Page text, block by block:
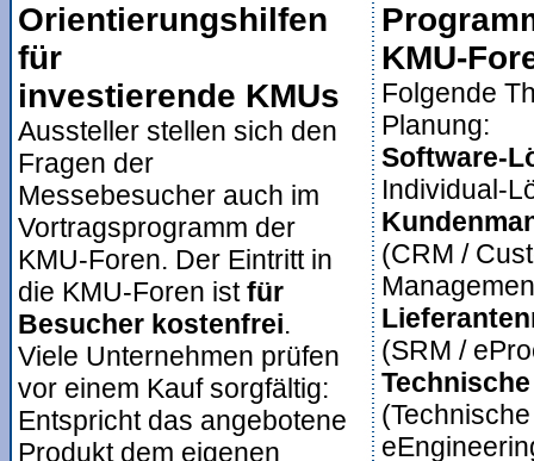
Orientierungshilfen
für
investierende KMUs
Aussteller stellen sich den
Fragen der
Messebesucher auch im
Vortragsprogramm der
KMU-Foren. Der Eintritt in
die KMU-Foren istfür
Besucher kostenfrei.
Viele Unternehmen prüfen
vor einem Kauf sorgfältig:
Entspricht das angebotene
Produkt dem eigenen
KMU-
Folgende
Planung:
Software-
Individual-
(CRM /
(SRM /